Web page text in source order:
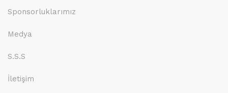
Sponsorluklarımız
Medya
S.S.S
İletişim